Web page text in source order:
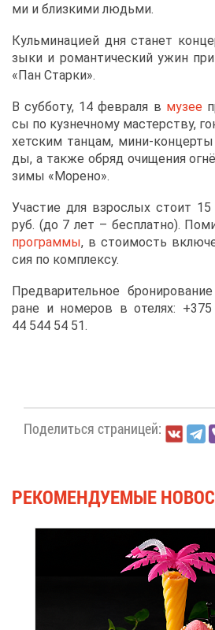
ми и близ­ки­ми лю­дь­ми.
Куль­ми­на­ци­ей дня ста­нет
зы­ки и ро­ман­ти­че­ский ужин
«Пан Стар­ки».
В суб­бо­ту, 14 фев­ра­ля в му­зее
сы по куз­неч­но­му ма­стер­ству,
хет­ским тан­цам, ми­ни-
ды, а та­к­же об­ряд очи­ще­ния
зи­мы «Мо­ре­но».
Уча­стие для взрос­лых сто­ит
руб. (до 7 лет – бес­плат­но).
про­грам­мы, в сто­и­мость
сия по ком­плек­су.
Пред­ва­ри­тель­ное
ране и но­ме­ров в оте­лях:
44 544 54 51.
По­де­лить­ся стра­ни­цей:
РЕ­КО­МЕН­ДУ­Е­МЫЕ